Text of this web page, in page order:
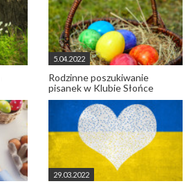
5.04.2022
Rodzinne poszukiwanie
pisanek w Klubie Słońce
29.03.2022